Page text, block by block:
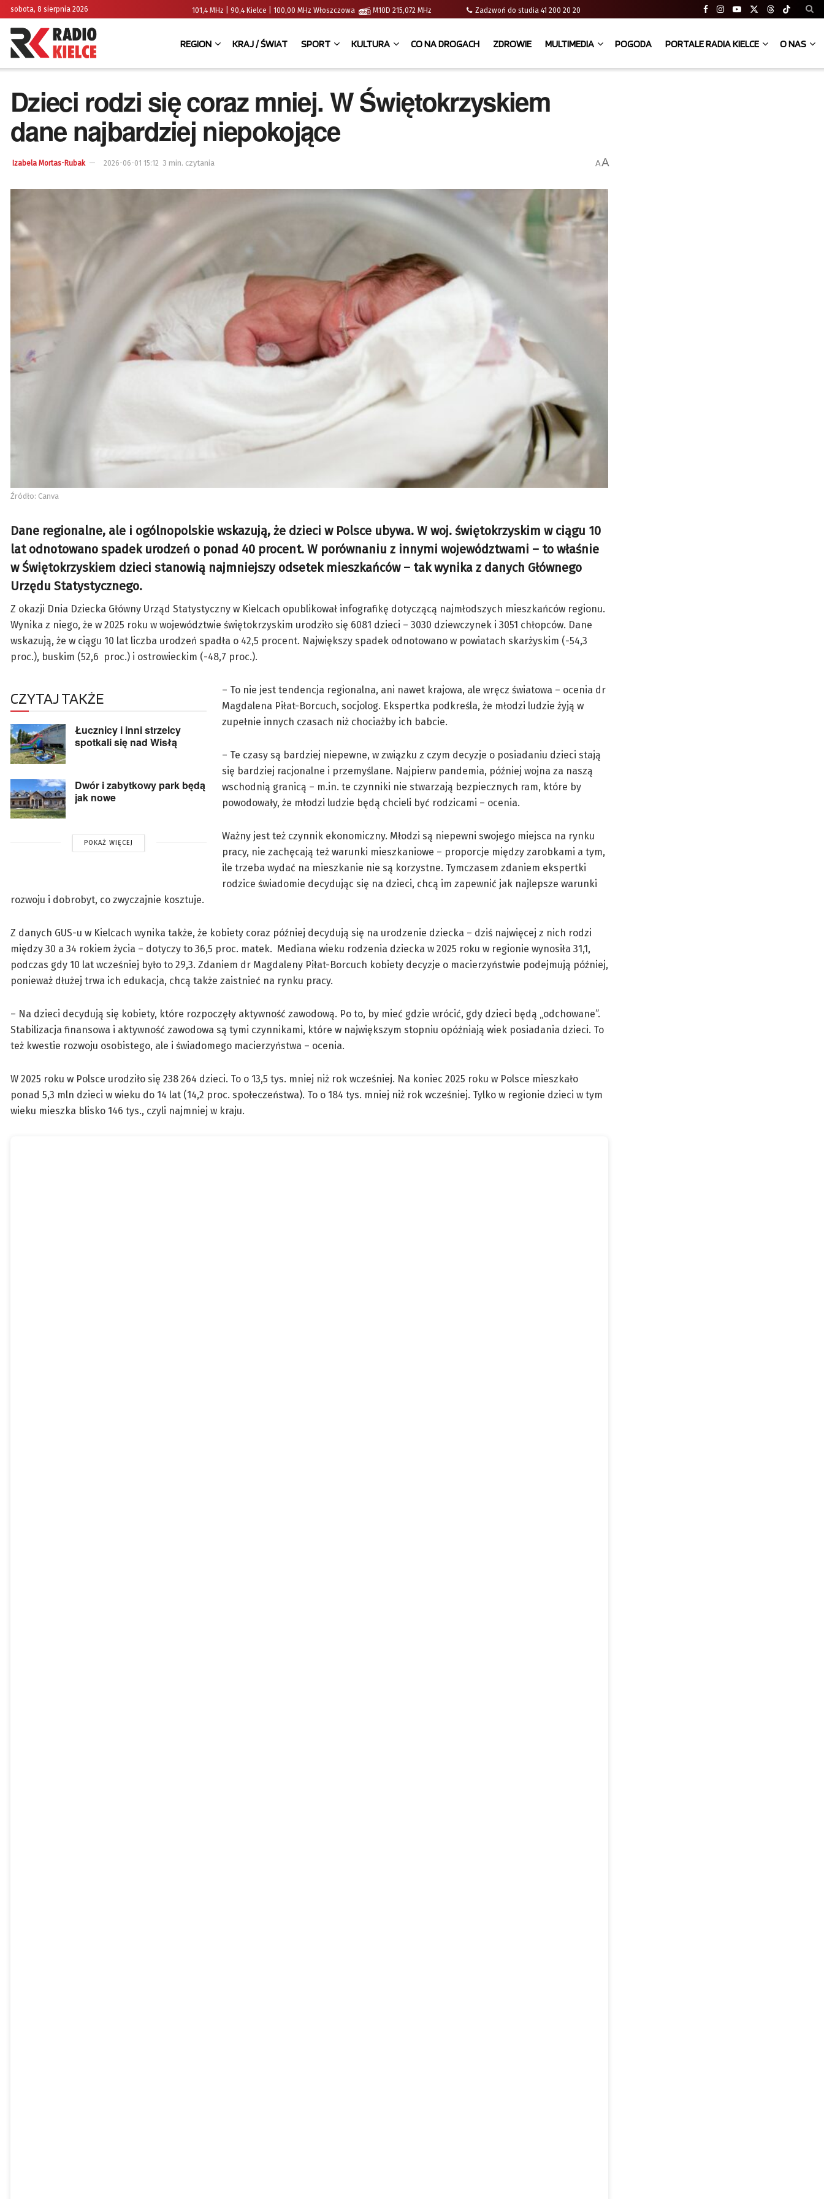
sobota, 8 sierpnia 2026 101,4 MHz | 90,4 Kielce | 100,00 MHz Włoszczowa M10D 215,072 MHz Zadzwoń do studia 41 200 20 20
REGION KRAJ / ŚWIAT SPORT KULTURA CO NA DROGACH ZDROWIE MULTIMEDIA POGODA PORTALE RADIA KIELCE O NAS
Dzieci rodzi się coraz mniej. W Świętokrzyskiem
dane najbardziej niepokojące
Izabela Mortas-Rubak 2026-06-01 15:12 3 min. czytania AA
Źródło: Canva
Dane regionalne, ale i ogólnopolskie wskazują, że dzieci w Polsce ubywa. W woj. świętokrzyskim w ciągu 10
lat odnotowano spadek urodzeń o ponad 40 procent. W porównaniu z innymi województwami – to właśnie
w Świętokrzyskiem dzieci stanowią najmniejszy odsetek mieszkańców – tak wynika z danych Głównego
Urzędu Statystycznego.
Z okazji Dnia Dziecka Główny Urząd Statystyczny w Kielcach opublikował infografikę dotyczącą najmłodszych mieszkańców regionu.
Wynika z niego, że w 2025 roku w województwie świętokrzyskim urodziło się 6081 dzieci – 3030 dziewczynek i 3051 chłopców. Dane
wskazują, że w ciągu 10 lat liczba urodzeń spadła o 42,5 procent. Największy spadek odnotowano w powiatach skarżyskim (-54,3
proc.), buskim (52,6 proc.) i ostrowieckim (-48,7 proc.).
CZYTAJ TAKŻE
Łucznicy i inni strzelcy
spotkali się nad Wisłą
Dwór i zabytkowy park będą
jak nowe
POKAŻ WIĘCEJ
– To nie jest tendencja regionalna, ani nawet krajowa, ale wręcz światowa – ocenia dr
Magdalena Piłat-Borcuch, socjolog. Ekspertka podkreśla, że młodzi ludzie żyją w
zupełnie innych czasach niż chociażby ich babcie.
– Te czasy są bardziej niepewne, w związku z czym decyzje o posiadaniu dzieci stają
się bardziej racjonalne i przemyślane. Najpierw pandemia, później wojna za naszą
wschodnią granicą – m.in. te czynniki nie stwarzają bezpiecznych ram, które by
powodowały, że młodzi ludzie będą chcieli być rodzicami – ocenia.
Ważny jest też czynnik ekonomiczny. Młodzi są niepewni swojego miejsca na rynku
pracy, nie zachęcają też warunki mieszkaniowe – proporcje między zarobkami a tym,
ile trzeba wydać na mieszkanie nie są korzystne. Tymczasem zdaniem ekspertki
rodzice świadomie decydując się na dzieci, chcą im zapewnić jak najlepsze warunki
rozwoju i dobrobyt, co zwyczajnie kosztuje.
Z danych GUS-u w Kielcach wynika także, że kobiety coraz później decydują się na urodzenie dziecka – dziś najwięcej z nich rodzi
między 30 a 34 rokiem życia – dotyczy to 36,5 proc. matek. Mediana wieku rodzenia dziecka w 2025 roku w regionie wynosiła 31,1,
podczas gdy 10 lat wcześniej było to 29,3. Zdaniem dr Magdaleny Piłat-Borcuch kobiety decyzje o macierzyństwie podejmują później,
ponieważ dłużej trwa ich edukacja, chcą także zaistnieć na rynku pracy.
– Na dzieci decydują się kobiety, które rozpoczęły aktywność zawodową. Po to, by mieć gdzie wrócić, gdy dzieci będą „odchowane”.
Stabilizacja finansowa i aktywność zawodowa są tymi czynnikami, które w największym stopniu opóźniają wiek posiadania dzieci. To
też kwestie rozwoju osobistego, ale i świadomego macierzyństwa – ocenia.
W 2025 roku w Polsce urodziło się 238 264 dzieci. To o 13,5 tys. mniej niż rok wcześniej. Na koniec 2025 roku w Polsce mieszkało
ponad 5,3 mln dzieci w wieku do 14 lat (14,2 proc. społeczeństwa). To o 184 tys. mniej niż rok wcześniej. Tylko w regionie dzieci w tym
wieku mieszka blisko 146 tys., czyli najmniej w kraju.